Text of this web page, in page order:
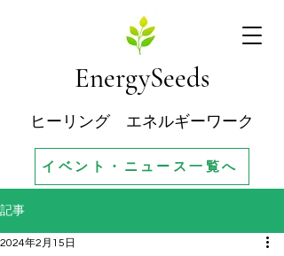
EnergySeeds
ヒーリング エネルギーワーク
イベント・ニュース一覧へ
記事
2024年2月15日